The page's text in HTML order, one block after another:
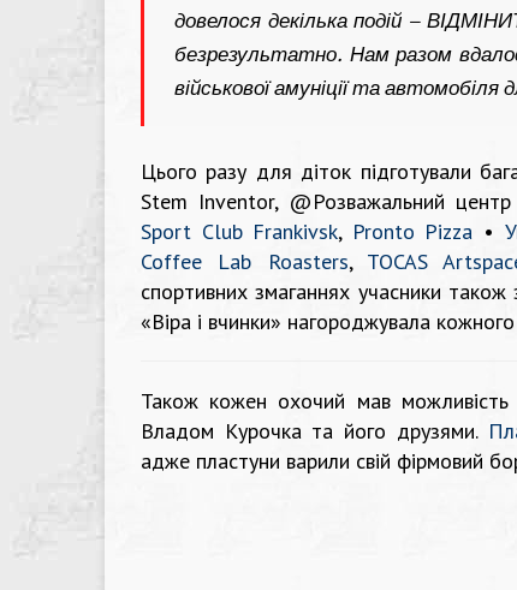
довелося декілька подій –
безрезультатно. Нам разом
військової амуніції та
Цього разу для діток підготували
Stem Inventor, @Розважальний центр
Sport Club Frankivsk, Pronto Pizza •
Coffee Lab Roasters, TOCAS
спортивних змаганнях учасники
«Віра і вчинки» нагороджувала
Також кожен охочий мав
Владом Курочка та його друзями.
адже пластуни варили свій фірмовий